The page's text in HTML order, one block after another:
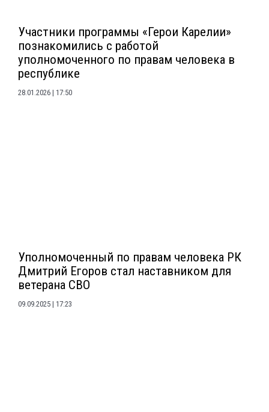
Участники программы «Герои Карелии»
познакомились с работой
уполномоченного по правам человека в
республике
28.01.2026 17:50
Уполномоченный по правам человека РК
Дмитрий Егоров стал наставником для
ветерана СВО
09.09.2025 17:23